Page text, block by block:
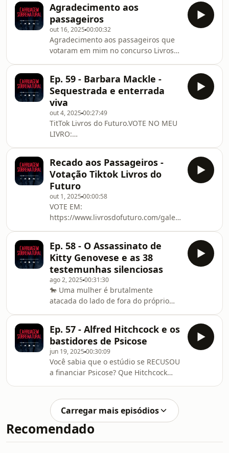
crenças de vampirismo que
Agradecimento aos
passageiros
out 16, 2025 00:00:32
Agradecimento aos passageiros que
votaram em mim no concurso Livros
com a voz do Schwarzenegger em O
Exterminador do
Futuro)#livrosdofuturo
Ep. 59 - Barbara Mackle -
Sequestrada e enterrada
viva
out 4, 2025 00:27:49
TitTok Livros do Futuro.VOTE NO MEU
LIVRO:
⁠https://www.livrosdofuturo.com/galeria/suspense/
1968 uma jovem de família rica foi
sequestrada e passou pelas piores 83
horas de sua vida. Barbara Mackle foi
enterrada viva. Prepare-se para uma
viagem assustadora e sufocante. 📚
Conheça meus livros na Amazon:
⁠⁠https://amzn.to/3HyUWyE⁠⁠SIGA A
CARRUAGEM📸 Instagram Car
Recado aos Passageiros -
Votação Tiktok Livros do
Futuro
out 1, 2025 00:00:58
VOTE EM:
https://www.livrosdofuturo.com/galeria/suspense/
Ep. 58 - O Assassinato de
Kitty Genovese e as 38
testemunhas silenciosas
ago 2, 2025 00:31:30
🐎 Uma mulher é brutalmente
atacada do lado de fora do próprio
janelas. Mas ninguém fez nada.Neste
episódio da Carruagem Sobrenatural,
vamos conhecer o assassinato de Kitty
Genovese, um caso que ficou marcado
não apenas pela brutalidade do
crime, mas por uma narrativa
amplamente divulgada pela mídia: a
de que 38 vizinhos ouviram os
Ep. 57 - Alfred Hitchcock e os
bastidores de Psicose
jun 19, 2025 00:30:09
Você sabia que o estúdio se RECUSOU
a financiar Psicose? Que Hitchcock
que o som das facadas foi criado
com... melões? Embarque numa
viagem aos bastidores do filme mais
icônico de Alfred Hitchcock. Descubra
Carregar mais episódios
Recomendado